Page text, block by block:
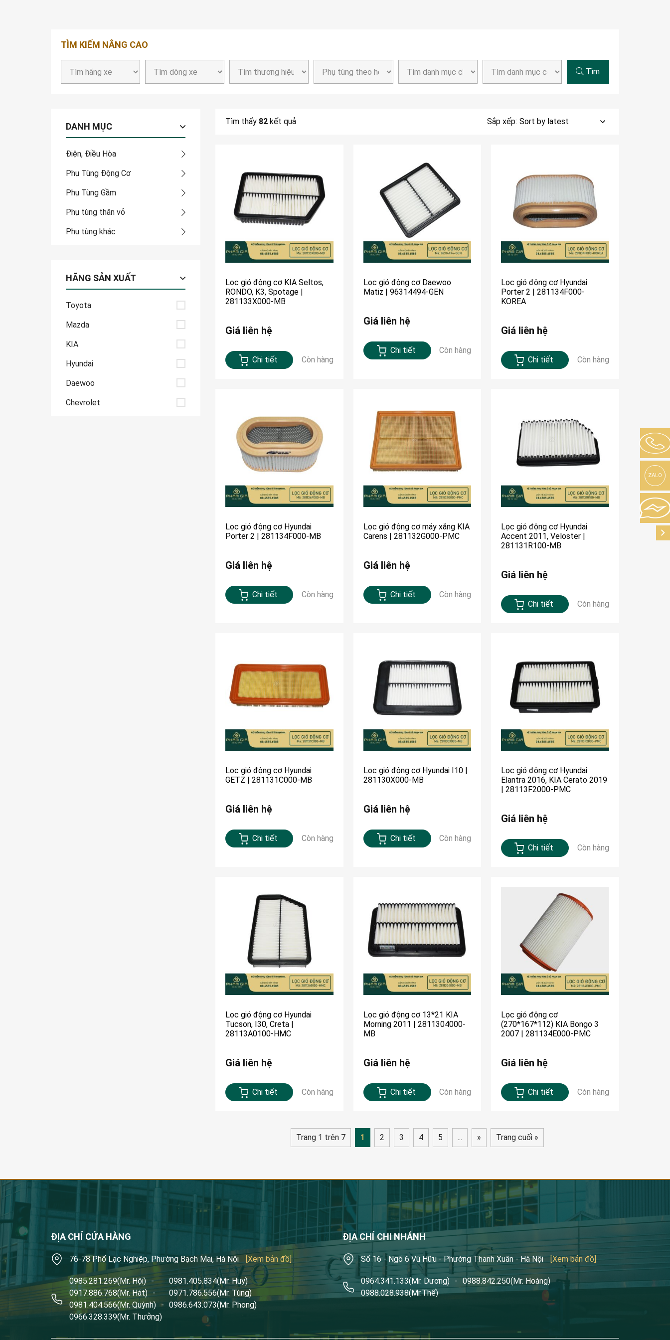
TÌM KIẾM NÂNG CAO
Tìm
DANH MỤC
Điện, Điều Hòa
Phụ Tùng Động Cơ
Phụ Tùng Gầm
Phụ tùng thân vỏ
Phụ tùng khác
HÃNG SẢN XUẤT
Toyota
Mazda
KIA
Hyundai
Daewoo
Chevrolet
Tìm thấy 82 kết quả Sắp xếp:
Lọc gió động cơ KIA Seltos,
RONDO, K3, Spotage |
281133X000-MB
Giá liên hệ
Chi tiết Còn hàng
Lọc gió động cơ Daewoo
Matiz | 96314494-GEN
Giá liên hệ
Chi tiết Còn hàng
Lọc gió động cơ Hyundai
Porter 2 | 281134F000-
KOREA
Giá liên hệ
Chi tiết Còn hàng
Lọc gió động cơ Hyundai
Porter 2 | 281134F000-MB
Giá liên hệ
Chi tiết Còn hàng
Lọc gió động cơ máy xăng KIA
Carens | 281132G000-PMC
Giá liên hệ
Chi tiết Còn hàng
Lọc gió động cơ Hyundai
Accent 2011, Veloster |
281131R100-MB
Giá liên hệ
Chi tiết Còn hàng
Lọc gió động cơ Hyundai
GETZ | 281131C000-MB
Giá liên hệ
Chi tiết Còn hàng
Lọc gió động cơ Hyundai I10 |
281130X000-MB
Giá liên hệ
Chi tiết Còn hàng
Lọc gió động cơ Hyundai
Elantra 2016, KIA Cerato 2019
| 28113F2000-PMC
Giá liên hệ
Chi tiết Còn hàng
Lọc gió động cơ Hyundai
Tucson, I30, Creta |
28113A0100-HMC
Giá liên hệ
Chi tiết Còn hàng
Lọc gió động cơ 13*21 KIA
Morning 2011 | 2811304000-
MB
Giá liên hệ
Chi tiết Còn hàng
Lọc gió động cơ
(270*167*112) KIA Bongo 3
2007 | 281134E000-PMC
Giá liên hệ
Chi tiết Còn hàng
Trang 1 trên 7 1 2 3 4 5 ... » Trang cuối »
ĐỊA CHỈ CỬA HÀNG
76-78 Phố Lạc Nghiệp, Phường Bạch Mai, Hà Nội [Xem bản đồ]
0985.281.269(Mr. Hội) - 0981.405.834(Mr. Huy)
0917.886.768(Mr. Hát) - 0971.786.556(Mr. Tùng)
0981.404.566(Mr. Quỳnh) - 0986.643.073(Mr. Phong)
0966.328.339(Mr. Thưởng)
ĐỊA CHỈ CHI NHÁNH
Số 16 - Ngõ 6 Vũ Hữu - Phường Thanh Xuân - Hà Nội [Xem bản đồ]
0964.341.133(Mr. Dương) - 0988.842.250(Mr. Hoàng)
0988.028.938(Mr.Thế)
ZALO